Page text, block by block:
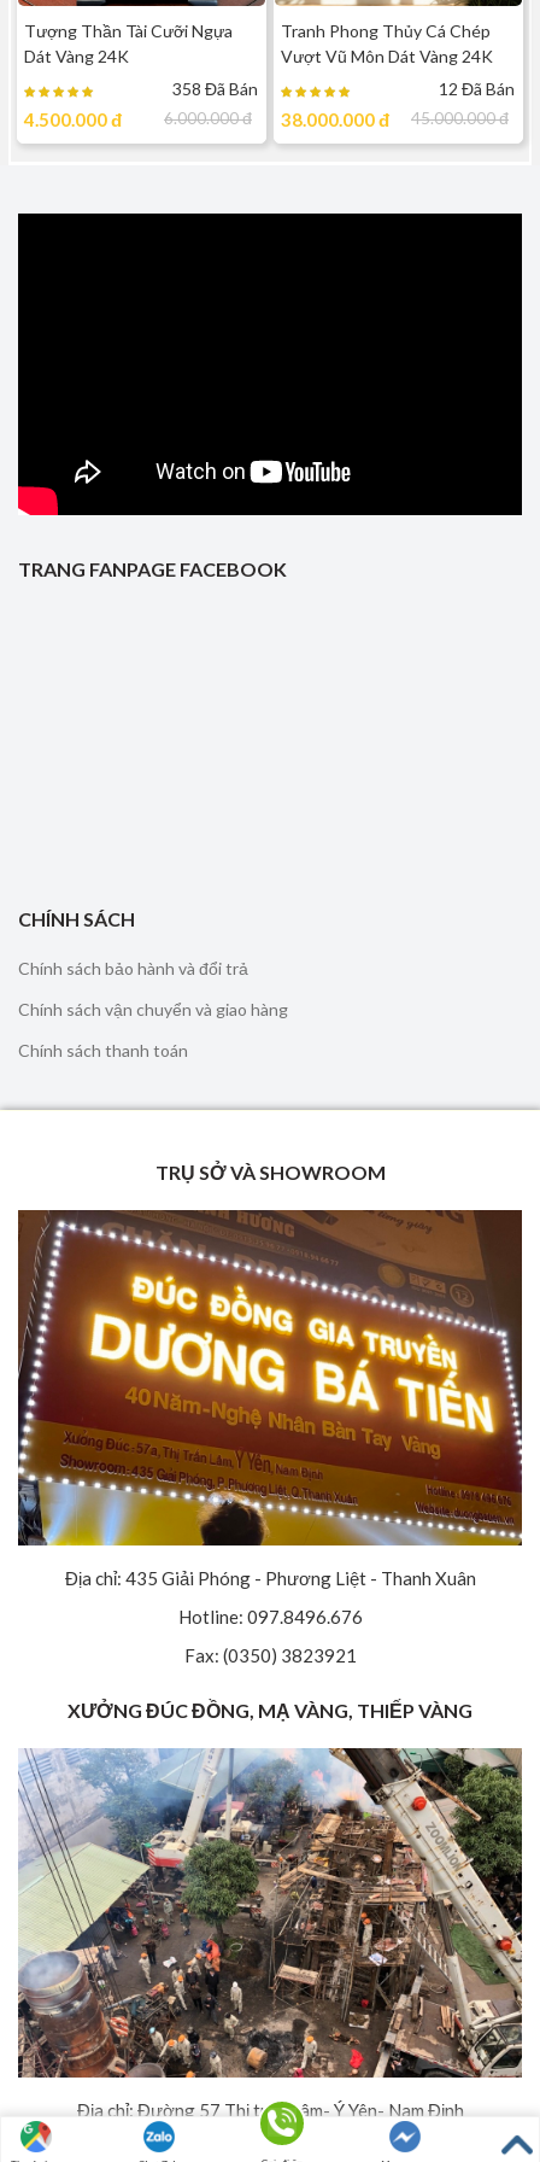
Tượng Thần Tài Cưỡi Ngựa
Dát Vàng 24K
358 Đã Bán
4.500.000đ 6.000.000đ
Tranh Phong Thủy Cá Chép
Vượt Vũ Môn Dát Vàng 24K
12 Đã Bán
38.000.000đ 45.000.000đ
TRANG FANPAGE FACEBOOK
CHÍNH SÁCH
Chính sách bảo hành và đổi trả
Chính sách vận chuyển và giao hàng
Chính sách thanh toán
TRỤ SỞ VÀ SHOWROOM
Địa chỉ: 435 Giải Phóng - Phương Liệt - Thanh Xuân
Hotline: 097.8496.676
Fax: (0350) 3823921
XƯỞNG ĐÚC ĐỒNG, MẠ VÀNG, THIẾP VÀNG
Địa chỉ: Đường 57 Thị trấn Lâm- Ý Yên- Nam Định
Hotline: 097.8496.676